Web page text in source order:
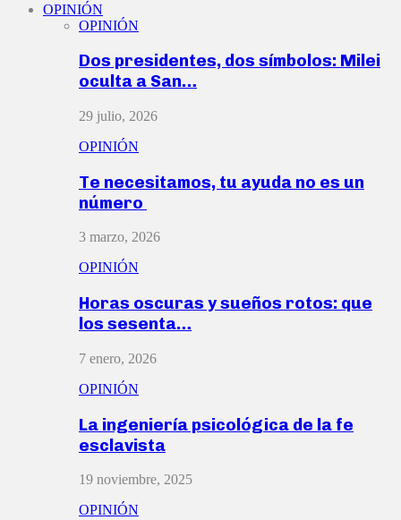
OPINIÓN
OPINIÓN
Dos presidentes, dos símbolos: Milei
oculta a San…
29 julio, 2026
OPINIÓN
Te necesitamos, tu ayuda no es un
número
3 marzo, 2026
OPINIÓN
Horas oscuras y sueños rotos: que
los sesenta…
7 enero, 2026
OPINIÓN
La ingeniería psicológica de la fe
esclavista
19 noviembre, 2025
OPINIÓN